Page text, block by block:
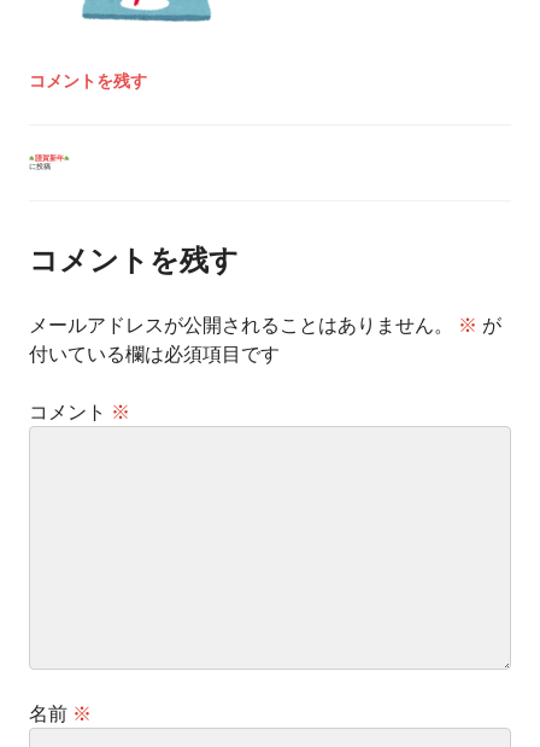
コメントを残す
投
シ
ョ
謹賀新年
に投稿
コメントを残す
メールアドレスが公開されることはありません。 ※ が
付いている欄は必須項目です
コメント ※
名前 ※